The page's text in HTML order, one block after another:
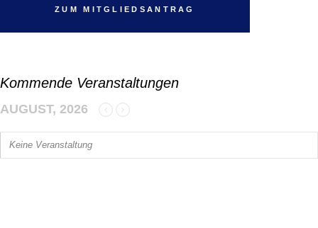
ZUM MITGLIEDSANTRAG
Kommende Veranstaltungen
AUGUST, 2026
Keine Veranstaltung